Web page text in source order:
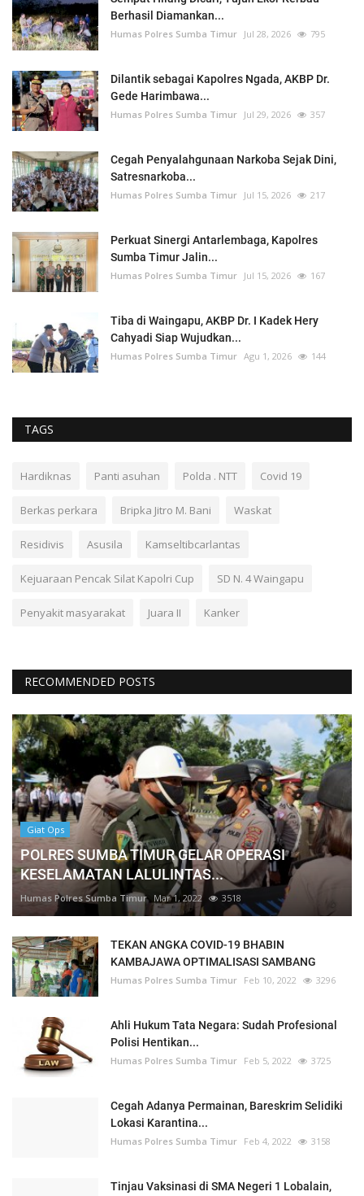
Berhasil Diamankan...
Humas Polres Sumba Timur Jul 28, 2026 795
Dilantik sebagai Kapolres Ngada, AKBP Dr.
Gede Harimbawa...
Humas Polres Sumba Timur Jul 29, 2026 357
Cegah Penyalahgunaan Narkoba Sejak Dini,
Satresnarkoba...
Humas Polres Sumba Timur Jul 15, 2026 217
Perkuat Sinergi Antarlembaga, Kapolres
Sumba Timur Jalin...
Humas Polres Sumba Timur Jul 15, 2026 167
Tiba di Waingapu, AKBP Dr. I Kadek Hery
Cahyadi Siap Wujudkan...
Humas Polres Sumba Timur Agu 1, 2026 144
TAGS
Hardiknas Panti asuhan Polda . NTT Covid 19
Berkas perkara Bripka Jitro M. Bani Waskat
Residivis Asusila Kamseltibcarlantas
Kejuaraan Pencak Silat Kapolri Cup SD N. 4 Waingapu
Penyakit masyarakat Juara II Kanker
RECOMMENDED POSTS
Giat Ops
POLRES SUMBA TIMUR GELAR OPERASI
KESELAMATAN LALULINTAS...
Humas Polres Sumba Timur Mar 1, 2022 3518
TEKAN ANGKA COVID-19 BHABIN
KAMBAJAWA OPTIMALISASI SAMBANG
Humas Polres Sumba Timur Feb 10, 2022 3296
Ahli Hukum Tata Negara: Sudah Profesional
Polisi Hentikan...
Humas Polres Sumba Timur Feb 5, 2022 3725
Cegah Adanya Permainan, Bareskrim Selidiki
Lokasi Karantina...
Humas Polres Sumba Timur Feb 4, 2022 3158
Tinjau Vaksinasi di SMA Negeri 1 Lobalain,